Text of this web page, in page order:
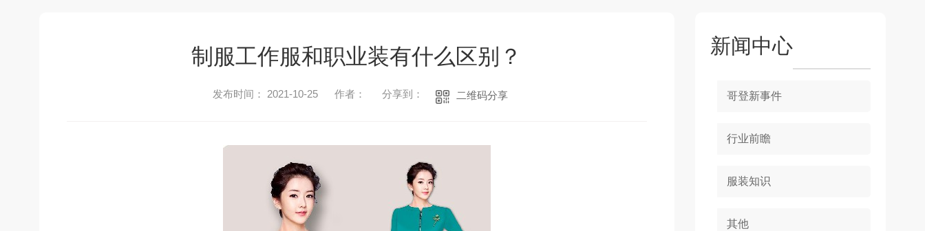
制服工作服和职业装有什么区别？
发布时间： 2021-10-25 作者： 分享到： 二维码分享
新闻中心
哥登新事件
行业前瞻
服装知识
其他